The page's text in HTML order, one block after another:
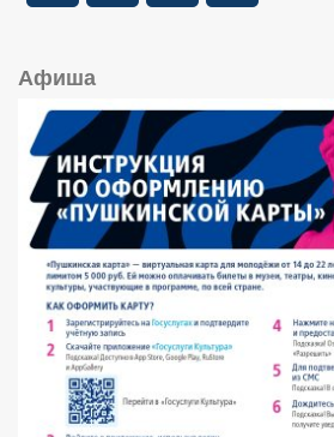
Афиша